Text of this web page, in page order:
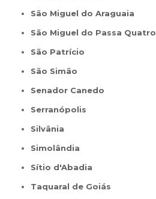
São Miguel do Araguaia
São Miguel do Passa Quatro
São Patrício
São Simão
Senador Canedo
Serranópolis
Silvânia
Simolândia
Sítio d'Abadia
Taquaral de Goiás